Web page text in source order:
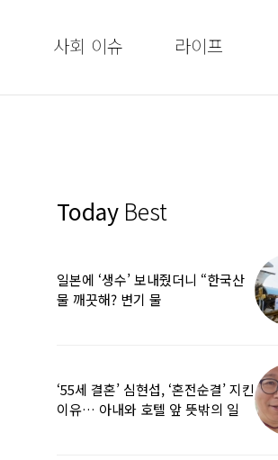
사회 이슈 라이프
Today Best
일본에 ‘생수’ 보내줬더니 “한국산
물 깨끗해? 변기 물
‘55세 결혼’ 심현섭, ‘혼전순결’ 지킨
이유… 아내와 호텔 앞 뜻밖의 일